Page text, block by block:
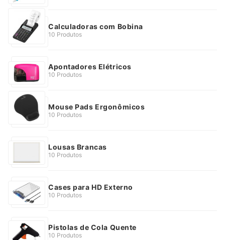
Calculadoras com Bobina
10 Produtos
Apontadores Elétricos
10 Produtos
Mouse Pads Ergonômicos
10 Produtos
Lousas Brancas
10 Produtos
Cases para HD Externo
10 Produtos
Pistolas de Cola Quente
10 Produtos